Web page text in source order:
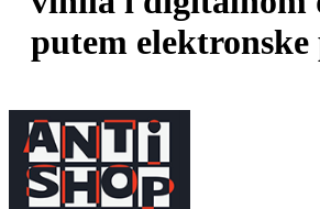
putem elektronske